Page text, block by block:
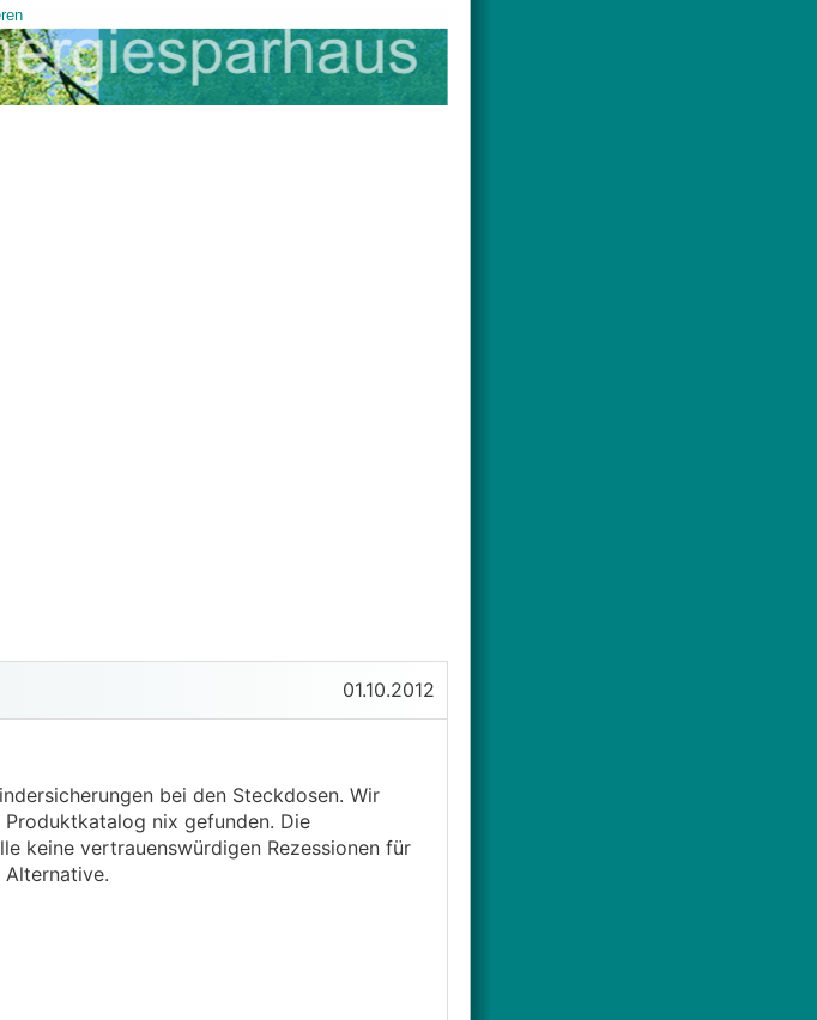
01.10.2012
bei den Steckdosen. Wir
nix gefunden. Die
keine vertrauenswürdigen Rezessionen für